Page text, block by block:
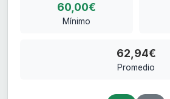
60,00€
Mínimo
62,94€
Promedio